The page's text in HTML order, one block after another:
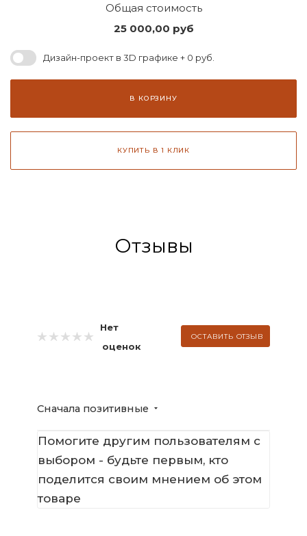
Общая стоимость
25 000,00 руб
Дизайн-проект в 3D графике + 0 руб.
В КОРЗИНУ
КУПИТЬ В 1 КЛИК
Отзывы
Нет
оценок
ОСТАВИТЬ ОТЗЫВ
Сначала позитивные
Помогите другим пользователям с
выбором - будьте первым, кто
поделится своим мнением об этом
товаре